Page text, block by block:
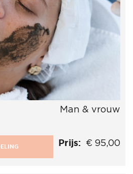
Man & vrouw
Prijs: € 95,00